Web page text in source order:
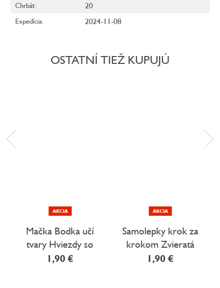
Chrbát: 20
Expedícia: 2024-11-08
OSTATNÍ TIEŽ KUPUJÚ
AKCIA
Mačka Bodka učí
tvary Hviezdy so
samolepkami
1,90 €
AKCIA
Samolepky krok za
krokom Zvieratá
1,90 €